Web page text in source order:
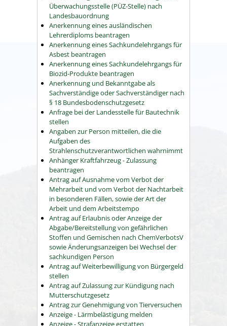
Überwachungsstelle (PÜZ-Stelle) nach
Landesbauordnung
Anerkennung eines ausländischen
Lehrerdiploms beantragen
Anerkennung eines Sachkundelehrgangs für
Asbest beantragen
Anerkennung eines Sachkundelehrgangs für
Biozid-Produkte beantragen
Anerkennung und Bekanntgabe als
Sachverständige oder Sachverständiger nach
§ 18 Bundesbodenschutzgesetz
Anfrage bei der Landesstelle für Bautechnik
stellen
Angaben zur Person mitteilen, die die
Aufgaben des
Strahlenschutzverantwortlichen wahrnimmt
Anhänger Kraftfahrzeug - Zulassung
beantragen
Antrag auf Ausnahme vom Verbot der
Mehrarbeit und vom Verbot der Nachtarbeit
in besonderen Fällen, sowie der Art der
Arbeit und dem Arbeitstempo
Antrag auf Erlaubnis oder Anzeige der
Abgabe/Bereitstellung von gefährlichen
Stoffen und Gemischen nach ChemVerbotsV
sowie Änderungsanzeigen bei Wechsel der
sachkundigen Person
Antrag auf Weiterbewilligung von Bürgergeld
stellen
Antrag auf Zulassung zur Kündigung nach
Mutterschutzgesetz
Antrag zur Genehmigung von Tierversuchen
Anzeige - Lärmbelästigung melden
Anzeige - Strafanzeige erstatten